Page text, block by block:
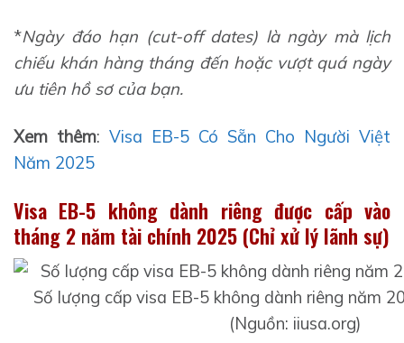
*Ngày đáo hạn (cut-off dates) là ngày mà lịch
chiếu khán hàng tháng đến hoặc vượt quá ngày
ưu tiên hồ sơ của bạn.
Xem thêm: Visa EB-5 Có Sẵn Cho Người Việt
Năm 2025
Visa EB-5 không dành riêng được cấp vào
tháng 2 năm tài chính 2025 (Chỉ xử lý lãnh sự)
Số lượng cấp visa EB-5 không dành riêng năm
(Nguồn: iiusa.org)